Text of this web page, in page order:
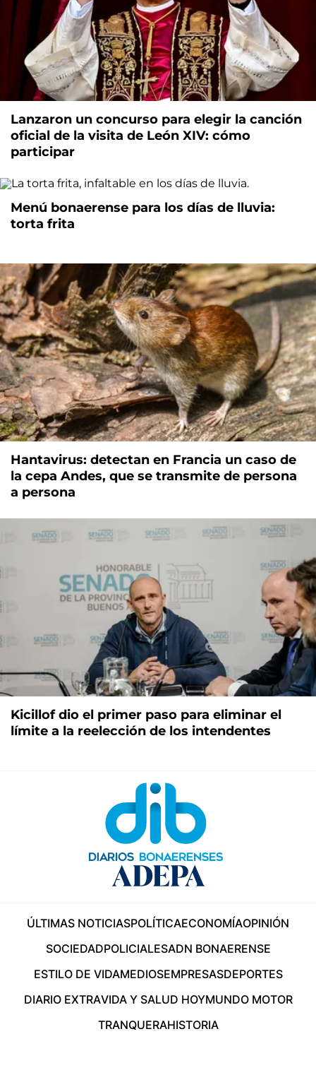
Lanzaron un concurso para elegir la canción
oficial de la visita de León XIV: cómo
participar
Menú bonaerense para los días de lluvia:
torta frita
Hantavirus: detectan en Francia un caso de
la cepa Andes, que se transmite de persona
a persona
Kicillof dio el primer paso para eliminar el
límite a la reelección de los intendentes
ÚLTIMAS NOTICIASPOLÍTICAECONOMÍAOPINIÓN
SOCIEDADPOLICIALESADN BONAERENSE
ESTILO DE VIDAMEDIOSEMPRESASDEPORTES
DIARIO EXTRAVIDA Y SALUD HOYMUNDO MOTOR
TRANQUERAHISTORIA